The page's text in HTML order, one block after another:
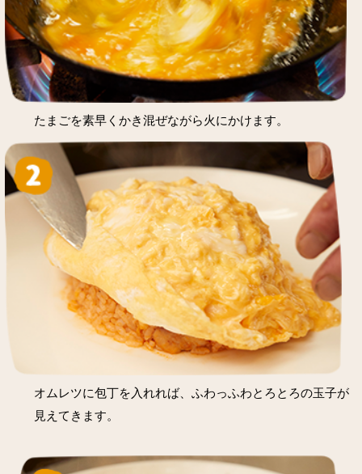
たまごを素早くかき混ぜながら火にかけます。
オムレツに包丁を入れれば、ふわっふわとろとろの玉子が
見えてきます。